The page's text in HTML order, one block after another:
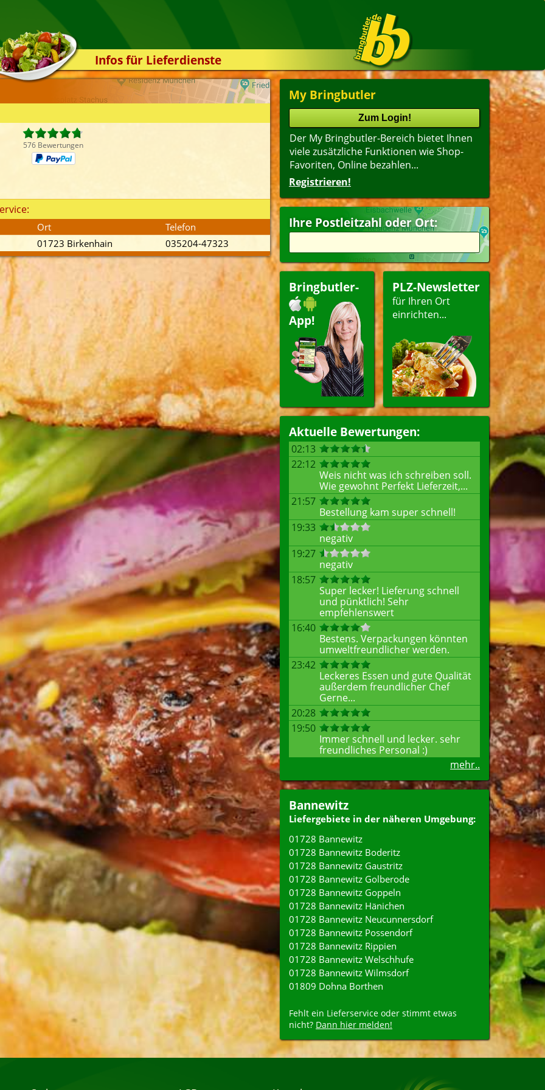
Infos für Lieferdienste
Kassensystem
Zuverlässigkeit
Kontakt
My Bringbutler
Der My Bringbutler-Bereich bietet Ihnen
viele zusätzliche Funktionen wie Shop-
Favoriten, Online bezahlen...
Registrieren!
Ihre Postleitzahl oder Ort:
Bringbutler-
App!
PLZ-Newsletter
für Ihren Ort
einrichten...
Aktuelle Bewertungen:
02:13
22:12
Weis nicht was ich schreiben soll.
Wie gewohnt Perfekt Lieferzeit,...
21:57
Bestellung kam super schnell!
19:33
negativ
19:27
negativ
18:57
Super lecker! Lieferung schnell
und pünktlich! Sehr
empfehlenswert
16:40
Bestens. Verpackungen könnten
umweltfreundlicher werden.
23:42
Leckeres Essen und gute Qualität
außerdem freundlicher Chef
Gerne...
20:28
19:50
Immer schnell und lecker. sehr
freundliches Personal :)
mehr..
Bannewitz
Liefergebiete in der näheren Umgebung:
01728 Bannewitz
01728 Bannewitz Boderitz
01728 Bannewitz Gaustritz
01728 Bannewitz Golberode
01728 Bannewitz Goppeln
01728 Bannewitz Hänichen
01728 Bannewitz Neucunnersdorf
01728 Bannewitz Possendorf
01728 Bannewitz Rippien
01728 Bannewitz Welschhufe
01728 Bannewitz Wilmsdorf
01809 Dohna Borthen
Fehlt ein Lieferservice oder stimmt etwas
nicht? Dann hier melden!
576 Bewertungen
Ort
Telefon
01723 Birkenhain 035204-47323